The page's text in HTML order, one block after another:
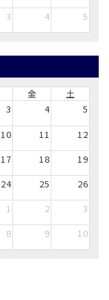
3 4 5
金
土
3 4
5
10 11
12
17 18
19
24 25
26
1 2
3
8 9 10